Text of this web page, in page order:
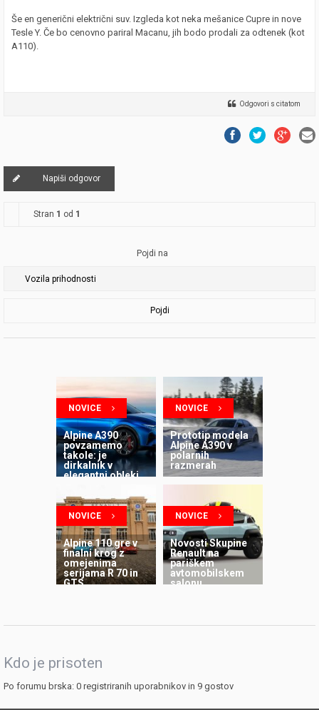
Še en generični električni suv. Izgleda kot neka mešanice Cupre in nove
Tesle Y. Če bo cenovno pariral Macanu, jih bodo prodali za odtenek (kot
A110).
Odgovori s citatom
Napiši odgovor
Stran 1 od 1
Pojdi na
Pojdi
NOVICE
Alpine A390
povzamemo
takole: je
dirkalnik v
elegantni obleki
NOVICE
Prototip modela
Alpine A390 v
polarnih
razmerah
NOVICE
Alpine 110 gre v
finalni krog z
omejenima
serijama R 70 in
GTS
NOVICE
Novosti Skupine
Renault na
pariškem
avtomobilskem
salonu
Kdo je prisoten
Po forumu brska: 0 registriranih uporabnikov in 9 gostov